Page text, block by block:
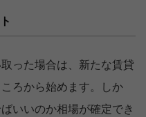
った場合は、新たな賃貸
ろから始めます。しか
いいのか相場が確定でき